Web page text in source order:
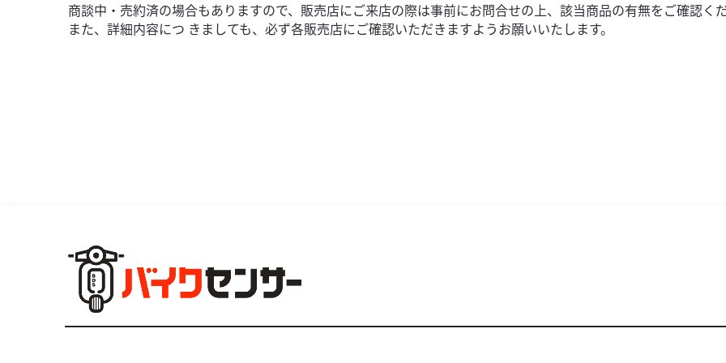
商談中・売約済の場合もありますので、販売店にご来店の際は事前にお問合せの上、該当商品の有無をご確認く
また、詳細内容につ きましても、必ず各販売店にご確認いただきますようお願いいたします。